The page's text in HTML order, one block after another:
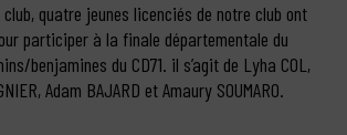
quatre jeunes licenciés de notre club ont
participer à la finale départementale du
benjamines du CD71. il s’agit de Lyha COL,
Adam BAJARD et Amaury SOUMARO.